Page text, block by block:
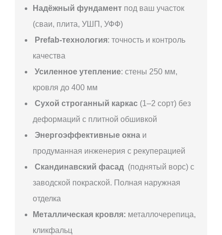
Надёжный фундамент под ваш участок
(сваи, плита, УШП, УФФ)
Prefab-технология: точность и контроль
качества
Усиленное утепление: стены 250 мм,
кровля до 400 мм
Сухой строганный каркас (1–2 сорт) без
деформаций с плитной обшивкой
Энергоэффективные окна и
продуманная инженерия с рекуперацией
Скандинавский фасад (поднятый ворс) с
заводской покраской. Полная наружная
отделка
Металлическая кровля: металлочерепица,
кликфальц